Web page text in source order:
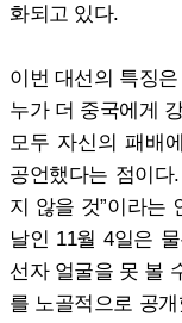
화되고 있다.
이번 대선의 특징
누가 더 중국에게
모두 자신의 패배
공언했다는 점이
지 않을 것”이라는
날인 11월 4일은
선자 얼굴을 못 볼
를 노골적으로 공